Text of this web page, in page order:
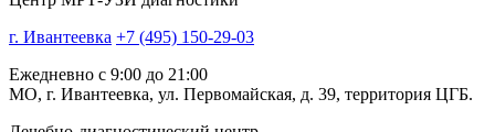
г. Ивантеевка +7 (495) 150-29-03
Ежедневно с 9:00 до 21:00
МО, г. Ивантеевка, ул. Первомайская, д. 39, территория ЦГБ.